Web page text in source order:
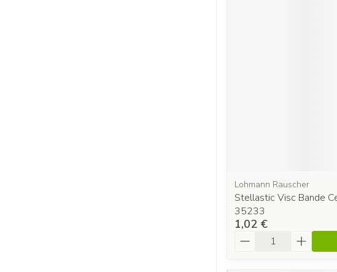
Lohmann Rauscher
Stellastic Visc Bande
35233
1,02 €
Quantité